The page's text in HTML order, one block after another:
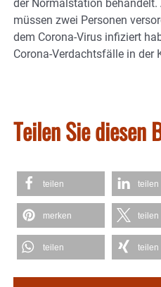
der Normalstation
müssen zwei Personen
dem Corona-Virus infiziert
Corona-Verdachtsfälle in der
Teilen Sie diesen
teilen teilen
merken teilen
teilen teilen